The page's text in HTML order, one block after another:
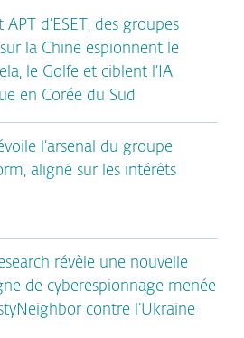
APT d’ESET, des groupes
la Chine espionnent le
le Golfe et ciblent l’IA
en Corée du Sud
l’arsenal du groupe
aligné sur les intérêts
révèle une nouvelle
de cyberespionnage menée
contre l’Ukraine